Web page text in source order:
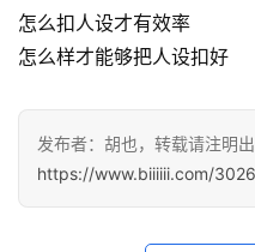
怎么扣人设才有效率
怎么样才能够把人设扣好
发布者：胡也，转载请注明出
https://www.biiiiii.com/